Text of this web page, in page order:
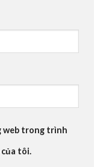
web trong trình
tôi.